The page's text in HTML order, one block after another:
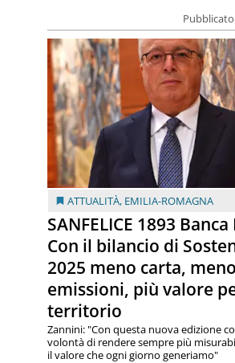
ATTUALITÀ, EMILIA-ROMAGNA
SANFELICE 1893
Con il bilancio di
2025 meno carta, meno
emissioni, più valore
territorio
Zannini: "Con questa nuova edizione
volontà di rendere sempre più
il valore che ogni giorno generiamo"